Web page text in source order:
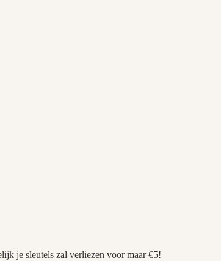
je sleutels zal verliezen voor maar €5!